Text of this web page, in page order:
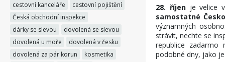
cestovní kanceláře
cestovní pojištění
Česká obchodní inspekce
dárky se slevou
dovolená se slevou
dovolená u moře
dovolená v česku
dovolená za pár korun
kosmetika
28. říjenje velice
samostatné
významných
strávit, nechte se
republice
podobné dny, jako